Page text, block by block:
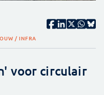
/ INFRA
voor circulair